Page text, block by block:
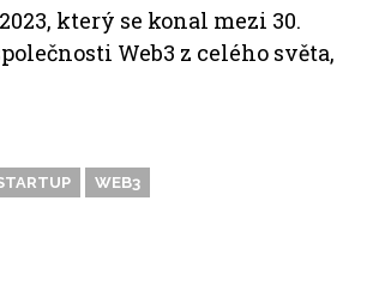
který se konal mezi 30.
Web3 z celého světa,
WEB3